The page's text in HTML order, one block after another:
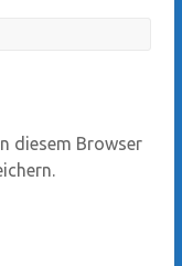
diesem Browser